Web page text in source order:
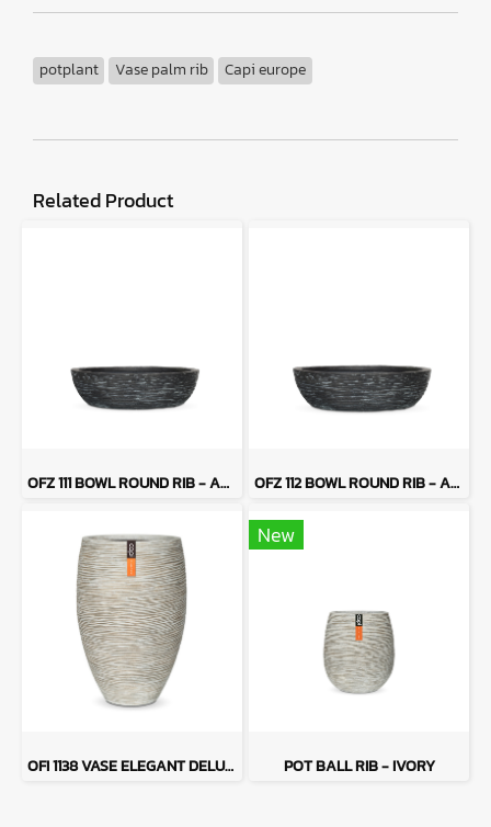
potplant Vase palm rib Capi europe
Related Product
OFZ 111 BOWL ROUND RIB - ANTHRACITE OFZ 112 BOWL ROUND RIB - ANTHARCITE
OFI 1138 VASE ELEGANT DELUXE RIB - IVORY
New
POT BALL RIB - IVORY